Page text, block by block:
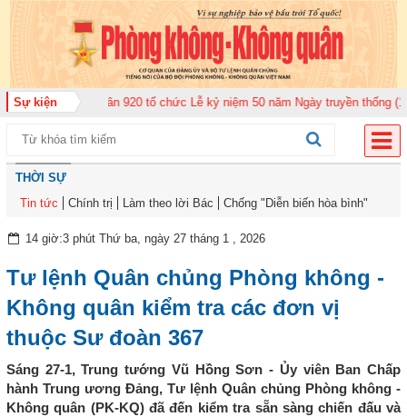
Sự kiện
Không quân 920 tổ chức Lễ kỷ niệm 50 năm Ngày truyền thống (12-11-
THỜI SỰ
Tin tức
Chính trị Làm theo lời Bác Chống "Diễn biến hòa bình"
14 giờ:3 phút Thứ ba, ngày 27 tháng 1 , 2026
Tư lệnh Quân chủng Phòng không -
Không quân kiểm tra các đơn vị
thuộc Sư đoàn 367
Sáng 27-1, Trung tướng Vũ Hồng Sơn - Ủy viên Ban Chấp
hành Trung ương Đảng, Tư lệnh Quân chủng Phòng không -
Không quân (PK-KQ) đã đến kiểm tra sẵn sàng chiến đấu và